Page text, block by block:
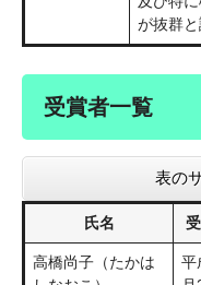
が抜群
受賞者一覧
表の
氏名
高橋尚子（たかは
平